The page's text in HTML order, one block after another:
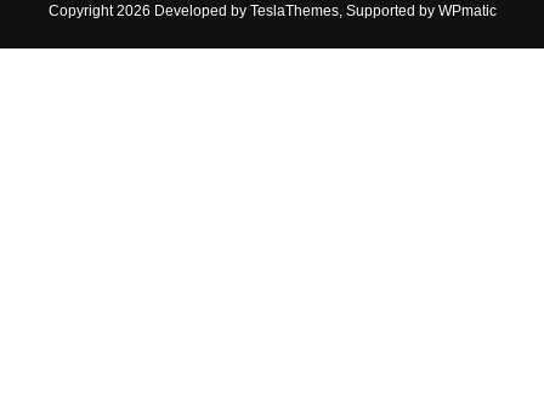
Copyright 2026 Developed by TeslaThemes, Supported by WPmatic